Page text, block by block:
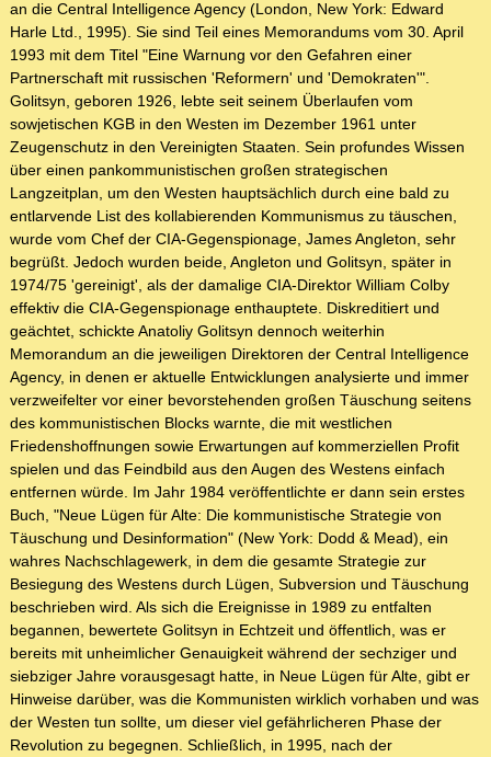
an die Central Intelligence Agency (London, New York: Edward
Harle Ltd., 1995). Sie sind Teil eines Memorandums vom 30. April
1993 mit dem Titel "Eine Warnung vor den Gefahren einer
Partnerschaft mit russischen 'Reformern' und 'Demokraten'".
Golitsyn, geboren 1926, lebte seit seinem Überlaufen vom
sowjetischen KGB in den Westen im Dezember 1961 unter
Zeugenschutz in den Vereinigten Staaten. Sein profundes Wissen
über einen pankommunistischen großen strategischen
Langzeitplan, um den Westen hauptsächlich durch eine bald zu
entlarvende List des kollabierenden Kommunismus zu täuschen,
wurde vom Chef der CIA-Gegenspionage, James Angleton, sehr
begrüßt. Jedoch wurden beide, Angleton und Golitsyn, später in
1974/75 'gereinigt', als der damalige CIA-Direktor William Colby
effektiv die CIA-Gegenspionage enthauptete. Diskreditiert und
geächtet, schickte Anatoliy Golitsyn dennoch weiterhin
Memorandum an die jeweiligen Direktoren der Central Intelligence
Agency, in denen er aktuelle Entwicklungen analysierte und immer
verzweifelter vor einer bevorstehenden großen Täuschung seitens
des kommunistischen Blocks warnte, die mit westlichen
Friedenshoffnungen sowie Erwartungen auf kommerziellen Profit
spielen und das Feindbild aus den Augen des Westens einfach
entfernen würde. Im Jahr 1984 veröffentlichte er dann sein erstes
Buch, "Neue Lügen für Alte: Die kommunistische Strategie von
Täuschung und Desinformation" (New York: Dodd & Mead), ein
wahres Nachschlagewerk, in dem die gesamte Strategie zur
Besiegung des Westens durch Lügen, Subversion und Täuschung
beschrieben wird. Als sich die Ereignisse in 1989 zu entfalten
begannen, bewertete Golitsyn in Echtzeit und öffentlich, was er
bereits mit unheimlicher Genauigkeit während der sechziger und
siebziger Jahre vorausgesagt hatte, in Neue Lügen für Alte, gibt er
Hinweise darüber, was die Kommunisten wirklich vorhaben und was
der Westen tun sollte, um dieser viel gefährlicheren Phase der
Revolution zu begegnen. Schließlich, in 1995, nach der